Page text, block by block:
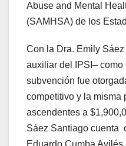
Abuse and Mental
(SAMHSA) de los
Con la Dra. Emily
auxiliar del IPSI– como
subvención fue
competitivo y la misma
ascendentes a
Sáez Santiago cuenta